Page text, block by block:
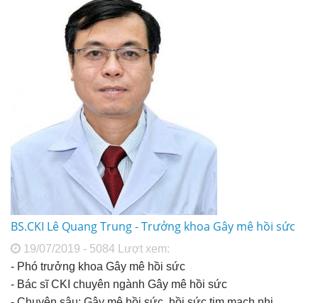
BS.CKI Lê Quang Trung - Trưởng khoa Gây mê hồi sức
19/07/2019 - 5084 Lượt xem:
- Phó trưởng khoa Gây mê hồi sức
- Bác sĩ CKI chuyên ngành Gây mê hồi sức